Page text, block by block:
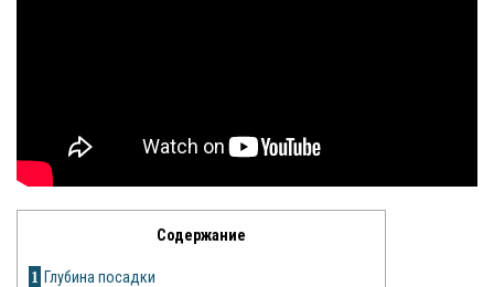
Рецепты
Содержание
1 Глубина посадки